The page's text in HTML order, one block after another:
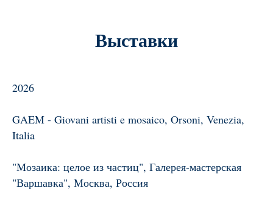
Выставки
2026
GAEM - Giovani artisti e mosaico, Orsoni, Venezia,
Italia
"Мозаика: целое из частиц", Галерея-мастерская
"Варшавка", Москва, Россия